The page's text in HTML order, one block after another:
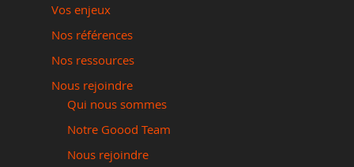
Vos enjeux
Nos références
Nos ressources
Nous rejoindre
Qui nous sommes
Notre Goood Team
Nous rejoindre